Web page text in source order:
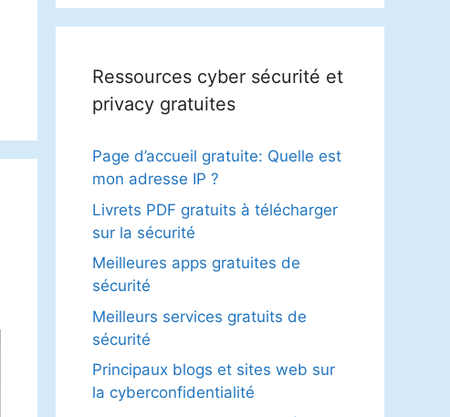
Ressources cyber sécurité et
privacy gratuites
Page d’accueil gratuite: Quelle est
mon adresse IP ?
Livrets PDF gratuits à télécharger
sur la sécurité
Meilleures apps gratuites de
sécurité
Meilleurs services gratuits de
sécurité
Principaux blogs et sites web sur
la cyberconfidentialité